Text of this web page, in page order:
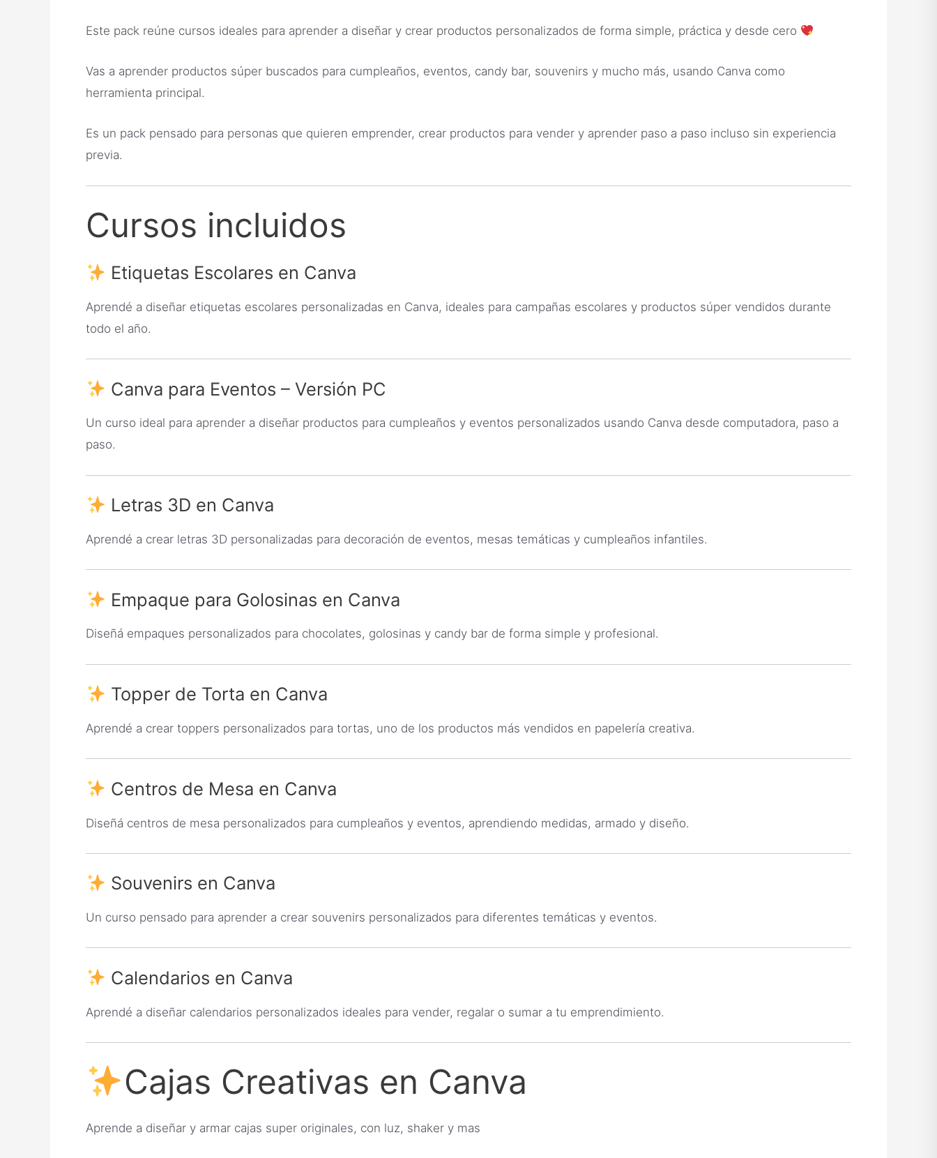
Este pack reúne cursos ideales para aprender a diseñar y crear productos personalizados de forma simple, práctica y desde cero
Vas a aprender productos súper buscados para cumpleaños, eventos, candy bar, souvenirs y mucho más, usando Canva como
herramienta principal.
Es un pack pensado para personas que quieren emprender, crear productos para vender y aprender paso a paso incluso sin experiencia
previa.
Cursos incluidos
Etiquetas Escolares en Canva
Aprendé a diseñar etiquetas escolares personalizadas en Canva, ideales para campañas escolares y productos súper vendidos durante
todo el año.
Canva para Eventos – Versión PC
Un curso ideal para aprender a diseñar productos para cumpleaños y eventos personalizados usando Canva desde computadora, paso a
paso.
Letras 3D en Canva
Aprendé a crear letras 3D personalizadas para decoración de eventos, mesas temáticas y cumpleaños infantiles.
Empaque para Golosinas en Canva
Diseñá empaques personalizados para chocolates, golosinas y candy bar de forma simple y profesional.
Topper de Torta en Canva
Aprendé a crear toppers personalizados para tortas, uno de los productos más vendidos en papelería creativa.
Centros de Mesa en Canva
Diseñá centros de mesa personalizados para cumpleaños y eventos, aprendiendo medidas, armado y diseño.
Souvenirs en Canva
Un curso pensado para aprender a crear souvenirs personalizados para diferentes temáticas y eventos.
Calendarios en Canva
Aprendé a diseñar calendarios personalizados ideales para vender, regalar o sumar a tu emprendimiento.
Cajas Creativas en Canva
Aprende a diseñar y armar cajas super originales, con luz, shaker y mas